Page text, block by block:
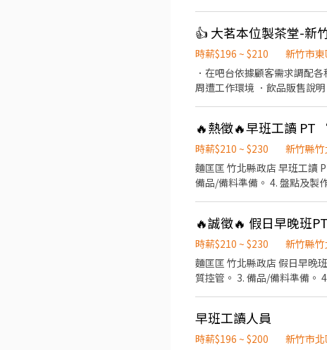
👍 大茗本位製茶堂-新
時薪$196 ~ $210
新竹市東
．在吧台依據顧客需求調配
周遭工作環境 ．飲品販售說明
🔥熱徵🔥早班工讀 PT
時薪$210 ~ $230
新竹縣
麵匡匡 竹北縣政店 早班工讀 PT 主要工作： （每日依照排班負責不同工作項目） 1. 早班開班。 2. 餐點製作與出餐品質
備品/備料準備。 4. 盤點及製
論，誠懇招募喜歡餐飲工作
🔥誠徵🔥 假日早晚班
時薪$210 ~ $230
新竹縣
麵匡匡 竹北縣政店 假日早晚
質控管。 3. 備品/備料準備。
細可面談討論，誠懇招募喜歡
早班工讀人員
時薪$196 ~ $200
新竹市北